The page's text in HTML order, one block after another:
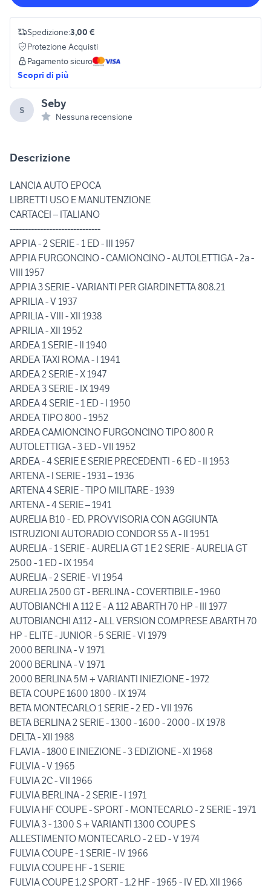
Spedizione:3,00 €
Protezione Acquisti
Pagamento sicuro
Scopri di più
S Seby
Nessuna recensione
Descrizione
LANCIA AUTO EPOCA
LIBRETTI USO E MANUTENZIONE
CARTACEI – ITALIANO
------------------------------
APPIA - 2 SERIE - 1 ED - III 1957
APPIA FURGONCINO - CAMIONCINO - AUTOLETTIGA - 2a -
VIII 1957
APPIA 3 SERIE - VARIANTI PER GIARDINETTA 808.21
APRILIA - V 1937
APRILIA - VIII - XII 1938
APRILIA - XII 1952
ARDEA 1 SERIE - II 1940
ARDEA TAXI ROMA - I 1941
ARDEA 2 SERIE - X 1947
ARDEA 3 SERIE - IX 1949
ARDEA 4 SERIE - 1 ED - I 1950
ARDEA TIPO 800 - 1952
ARDEA CAMIONCINO FURGONCINO TIPO 800 R
AUTOLETTIGA - 3 ED - VII 1952
ARDEA - 4 SERIE E SERIE PRECEDENTI - 6 ED - II 1953
ARTENA - I SERIE - 1931 – 1936
ARTENA 4 SERIE - TIPO MILITARE - 1939
ARTENA - 4 SERIE – 1941
AURELIA B10 - ED. PROVVISORIA CON AGGIUNTA
ISTRUZIONI AUTORADIO CONDOR S5 A - II 1951
AURELIA - 1 SERIE - AURELIA GT 1 E 2 SERIE - AURELIA GT
2500 - 1 ED - IX 1954
AURELIA - 2 SERIE - VI 1954
AURELIA 2500 GT - BERLINA - COVERTIBILE - 1960
AUTOBIANCHI A 112 E - A 112 ABARTH 70 HP - III 1977
AUTOBIANCHI A112 - ALL VERSION COMPRESE ABARTH 70
HP - ELITE - JUNIOR - 5 SERIE - VI 1979
2000 BERLINA - V 1971
2000 BERLINA - V 1971
2000 BERLINA 5M + VARIANTI INIEZIONE - 1972
BETA COUPE 1600 1800 - IX 1974
BETA MONTECARLO 1 SERIE - 2 ED - VII 1976
BETA BERLINA 2 SERIE - 1300 - 1600 - 2000 - IX 1978
DELTA - XII 1988
FLAVIA - 1800 E INIEZIONE - 3 EDIZIONE - XI 1968
FULVIA - V 1965
FULVIA 2C - VII 1966
FULVIA BERLINA - 2 SERIE - I 1971
FULVIA HF COUPE - SPORT - MONTECARLO - 2 SERIE - 1971
FULVIA 3 - 1300 S + VARIANTI 1300 COUPE S
ALLESTIMENTO MONTECARLO - 2 ED - V 1974
FULVIA COUPE - 1 SERIE - IV 1966
FULVIA COUPE HF - 1 SERIE
FULVIA COUPE 1.2 SPORT - 1.2 HF - 1965 - IV ED. XII 1966